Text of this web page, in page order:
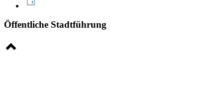
Öffentliche Stadtführung